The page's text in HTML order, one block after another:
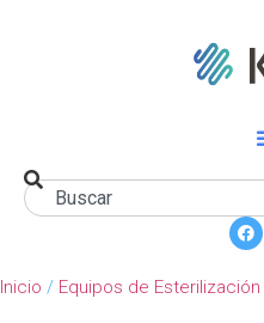
Inicio / Equipos de Esterilización